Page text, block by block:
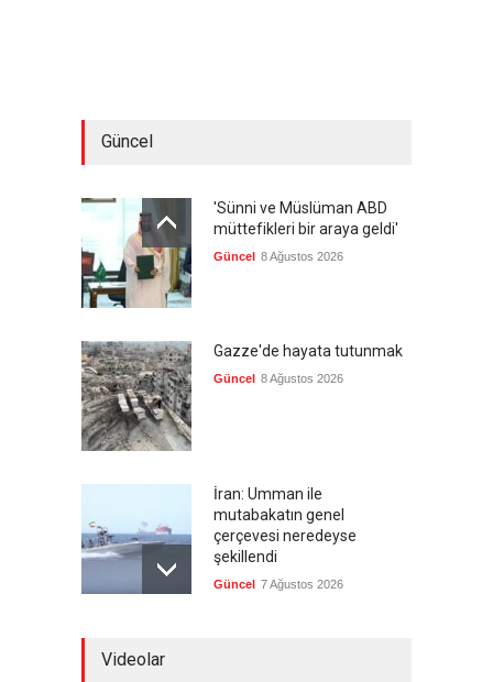
Güncel
'Sünni ve Müslüman ABD
müttefikleri bir araya geldi'
Güncel 8 Ağustos 2026
Gazze'de hayata tutunmak
Güncel 8 Ağustos 2026
İran: Umman ile
mutabakatın genel
çerçevesi neredeyse
şekillendi
Güncel 7 Ağustos 2026
Videolar